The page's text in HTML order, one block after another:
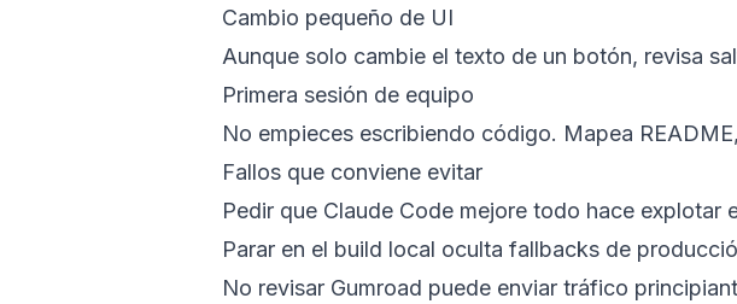
Cambio pequeño de UI
Aunque solo cambie el texto de un botón, revisa
Primera sesión de equipo
No empieces escribiendo código. Mapea
Fallos que conviene evitar
Pedir que Claude Code mejore todo hace explotar
Parar en el build local oculta fallbacks de
No revisar Gumroad puede enviar tráfico